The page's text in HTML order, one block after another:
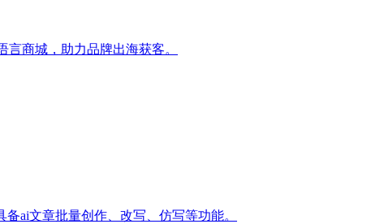
商城，助力品牌出海获客。
ai文章批量创作、改写、仿写等功能。